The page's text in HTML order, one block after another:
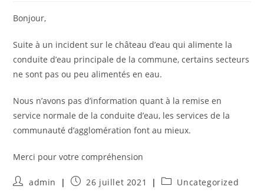
Bonjour,
Suite à un incident sur le château d’eau qui alimente la
conduite d’eau principale de la commune, certains secteurs
ne sont pas ou peu alimentés en eau.
Nous n’avons pas d’information quant à la remise en
service normale de la conduite d’eau, les services de la
communauté d’agglomération font au mieux.
Merci pour votre compréhension
admin 26 juillet 2021 Uncategorized